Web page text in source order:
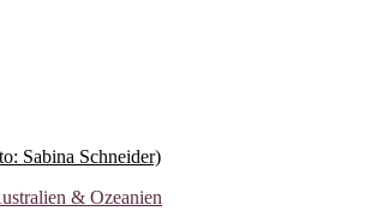
& Ozeanien